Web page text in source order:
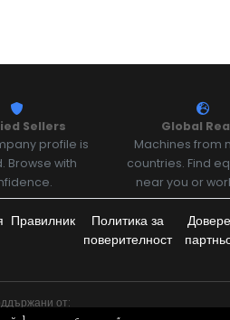
Sellers
profile is
Browse with
Global
Machines from
countries. Find
near you or
Правилник
Политика за
поверителност
от: